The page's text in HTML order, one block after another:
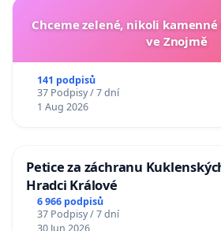
Chceme zelené, nikoli
ve Znojmě
141 podpisů
37 Podpisy / 7 dní
1 Aug 2026
Petice za záchranu
Hradci Králové
6 966 podpisů
37 Podpisy / 7 dní
30 Jun 2026